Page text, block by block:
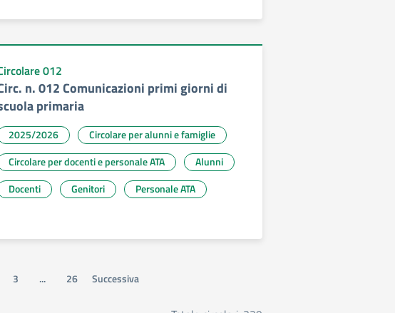
012
n. 012 Comunicazioni primi giorni di
primaria
2025/2026
Circolare per alunni e famiglie
Circolare per docenti e personale ATA
Alunni
Docenti
Genitori Personale ATA
3 ... 26 Successiva